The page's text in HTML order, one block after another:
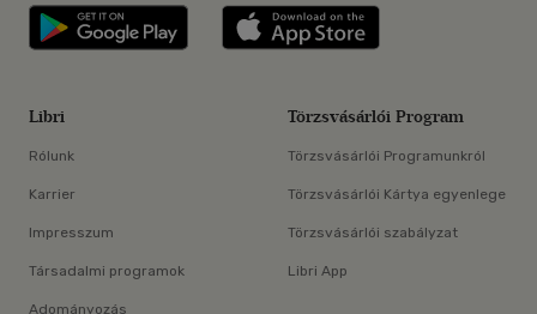
Libri applikáció Szerezd meg: Google
Libri
Rólunk
Karrier
Impresszum
Társadalmi programok
Adományozás
Törzsvásárlói Program
Törzsvásárlói Programunkról
Törzsvásárlói Kártya egyenlege
Törzsvásárlói szabályzat
Libri App